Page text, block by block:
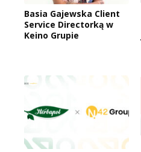
Basia Gajewska Client
Service Directorką w
Keino Grupie